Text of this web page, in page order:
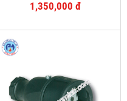
1,350,000 đ